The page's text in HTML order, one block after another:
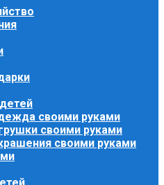
своими руками
своими руками
своими руками